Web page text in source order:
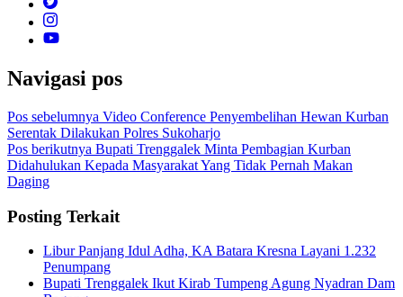
Navigasi pos
Pos sebelumnya Video Conference Penyembelihan Hewan Kurban
Serentak Dilakukan Polres Sukoharjo
Pos berikutnya Bupati Trenggalek Minta Pembagian Kurban
Didahulukan Kepada Masyarakat Yang Tidak Pernah Makan
Daging
Posting Terkait
Libur Panjang Idul Adha, KA Batara Kresna Layani 1.232
Penumpang
Bupati Trenggalek Ikut Kirab Tumpeng Agung Nyadran Dam